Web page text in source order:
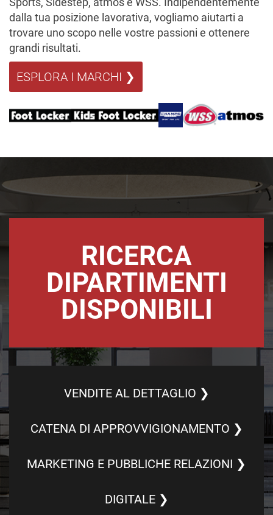
dalla tua posizione lavorativa, vogliamo aiutarti a
trovare uno scopo nelle vostre passioni e ottenere
grandi risultati.
ESPLORA I MARCHI ❯
RICERCA
DIPARTIMENTI
DISPONIBILI
VENDITE AL DETTAGLIO ❯
CATENA DI APPROVVIGIONAMENTO ❯
MARKETING E PUBBLICHE RELAZIONI ❯
DIGITALE ❯